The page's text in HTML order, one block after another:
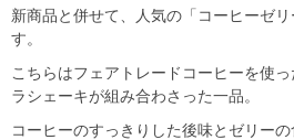
新商品と併せて、人気の「コーヒーゼ
す。
こちらはフェアトレードコーヒーを使
ラシェーキが組み合わさった一品。
コーヒーのすっきりした後味とゼリー